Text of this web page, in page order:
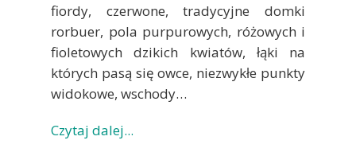
fiordy, czerwone, tradycyjne domki
rorbuer, pola purpurowych, różowych i
fioletowych dzikich kwiatów, łąki na
których pasą się owce, niezwykłe punkty
widokowe, wschody…
Czytaj dalej...